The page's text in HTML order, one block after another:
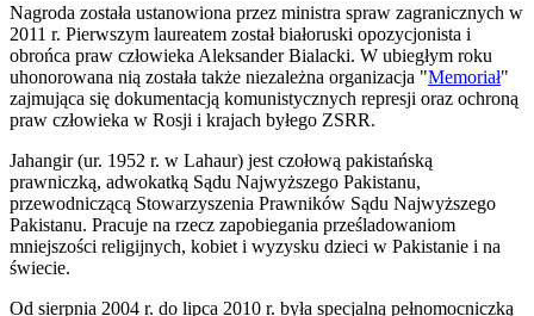
Nagroda została ustanowiona przez ministra spraw zagranicznych w
2011 r. Pierwszym laureatem został białoruski opozycjonista i
obrońca praw człowieka Aleksander Bialacki. W ubiegłym roku
uhonorowana nią została także niezależna organizacja "Memoriał"
zajmująca się dokumentacją komunistycznych represji oraz ochroną
praw człowieka w Rosji i krajach byłego ZSRR.
Jahangir (ur. 1952 r. w Lahaur) jest czołową pakistańską
prawniczką, adwokatką Sądu Najwyższego Pakistanu,
przewodniczącą Stowarzyszenia Prawników Sądu Najwyższego
Pakistanu. Pracuje na rzecz zapobiegania prześladowaniom
mniejszości religijnych, kobiet i wyzysku dzieci w Pakistanie i na
świecie.
Od sierpnia 2004 r. do lipca 2010 r. była specjalną pełnomocniczką